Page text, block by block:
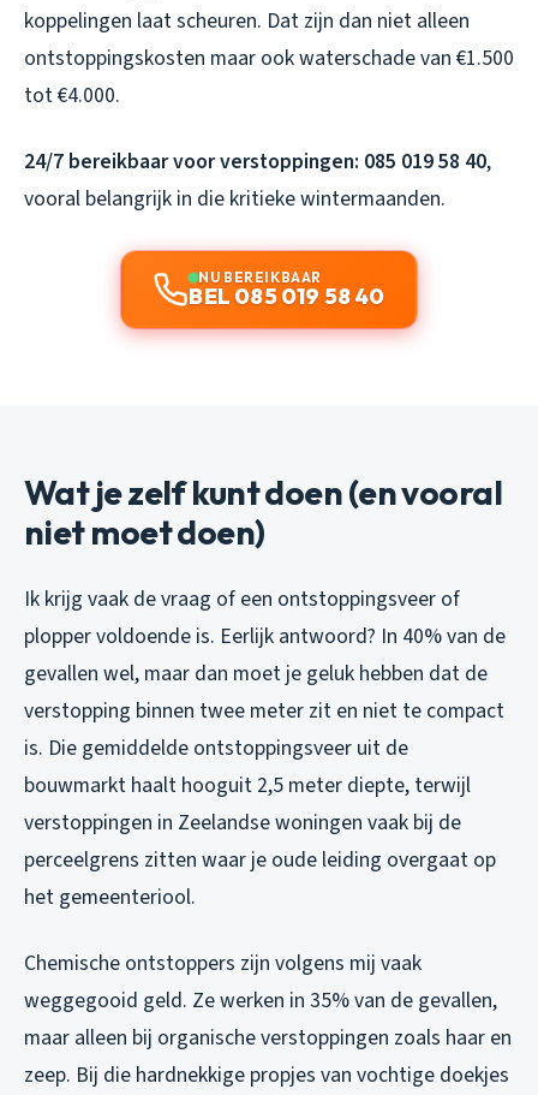
koppelingen laat scheuren. Dat zijn dan niet alleen
ontstoppingskosten maar ook waterschade van €1.500
tot €4.000.
24/7 bereikbaar voor verstoppingen: 085 019 58 40,
vooral belangrijk in die kritieke wintermaanden.
NU BEREIKBAAR
BEL 085 019 58 40
Wat je zelf kunt doen (en vooral
niet moet doen)
Ik krijg vaak de vraag of een ontstoppingsveer of
plopper voldoende is. Eerlijk antwoord? In 40% van de
gevallen wel, maar dan moet je geluk hebben dat de
verstopping binnen twee meter zit en niet te compact
is. Die gemiddelde ontstoppingsveer uit de
bouwmarkt haalt hooguit 2,5 meter diepte, terwijl
verstoppingen in Zeelandse woningen vaak bij de
perceelgrens zitten waar je oude leiding overgaat op
het gemeenteriool.
Chemische ontstoppers zijn volgens mij vaak
weggegooid geld. Ze werken in 35% van de gevallen,
maar alleen bij organische verstoppingen zoals haar en
zeep. Bij die hardnekkige propjes van vochtige doekjes